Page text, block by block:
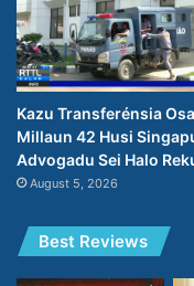
Kazu Transferénsia
Millaun 42 Husi
Advogadu Sei Halo
August 5, 2026
Best Reviews